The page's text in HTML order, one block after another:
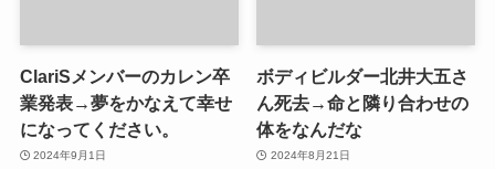
ClariSメンバーのカレン卒
業発表→夢をかなえて幸せ
になってください。
2024年9月1日
ボディビルダー北井大五さ
ん死去→命と隣り合わせの
体をなんだな
2024年8月21日